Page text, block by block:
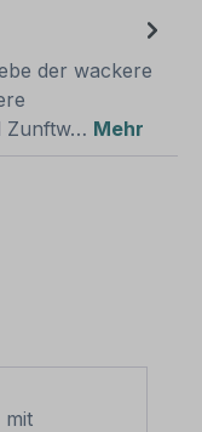
der wackere
Zunftw… Mehr